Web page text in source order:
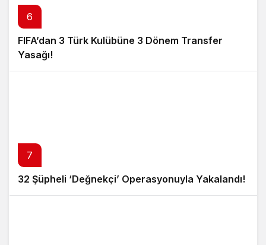
6
FIFA’dan 3 Türk Kulübüne 3 Dönem Transfer
Yasağı!
7
32 Şüpheli ‘Değnekçi’ Operasyonuyla Yakalandı!